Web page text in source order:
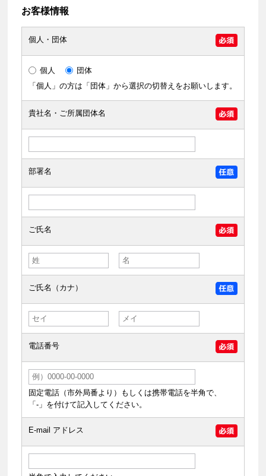
お客様情報
個人・団体
個人
団体
「個人」の方は「団体」から選択の切替えをお願いします。
貴社名・ご所属団体名
部署名
ご氏名
ご氏名（カナ）
電話番号
固定電話（市外局番より）もしくは携帯電話を半角で、
「-」を付けて記入してください。
E-mail アドレス